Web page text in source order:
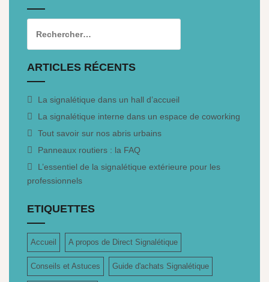
ARTICLES RÉCENTS
La signalétique dans un hall d’accueil
La signalétique interne dans un espace de coworking
Tout savoir sur nos abris urbains
Panneaux routiers : la FAQ
L’essentiel de la signalétique extérieure pour les
professionnels
ETIQUETTES
Accueil A propos de Direct Signalétique
Conseils et Astuces Guide d'achats Signalétique